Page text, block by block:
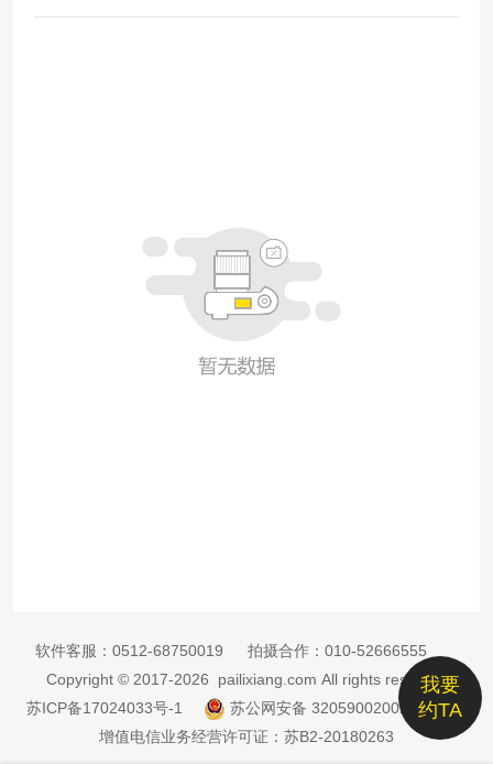
我要
约TA
软件客服： 0512-68750019 拍摄合作： 010-52666555
Copyright © 2017-2026 pailixiang.com All rights reserved
苏ICP备17024033号-1
苏公网安备 32059002002885号
增值电信业务经营许可证：苏B2-20180263